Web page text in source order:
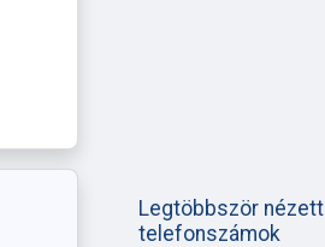
Legtöbbször nézett
telefonszámok